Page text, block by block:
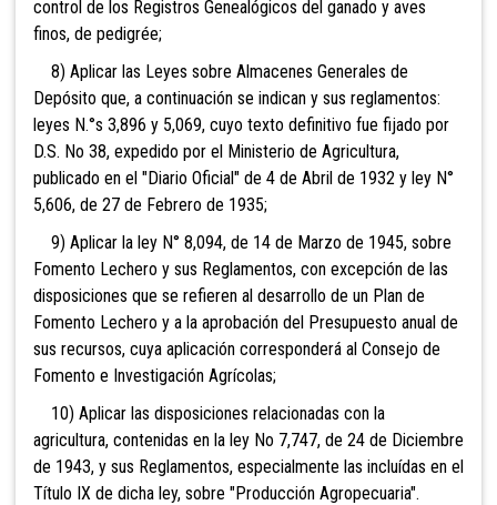
control de los Registros Genealógicos del ganado y aves
finos, de pedigrée;
8) Aplicar las Leyes sobre Almacenes Generales de
Depósito que, a continuación se indican y sus reglamentos:
leyes N.°s 3,896 y 5,069, cuyo texto definitivo fue fijado por
D.S. No 38, expedido por el Ministerio de Agricultura,
publicado en el "Diario Oficial" de 4 de Abril de 1932 y ley N°
5,606, de 27 de Febrero de 1935;
9) Aplicar la ley N° 8,094, de 14 de Marzo de 1945, sobre
Fomento Lechero y sus Reglamentos, con excepción de las
disposiciones que se refieren al desarrollo de un Plan de
Fomento Lechero y a la aprobación del Presupuesto anual de
sus recursos, cuya aplicación corresponderá al Consejo de
Fomento e Investigación Agrícolas;
10) Aplicar las disposiciones relacionadas con la
agricultura, contenidas en la ley No 7,747, de 24 de Diciembre
de 1943, y sus Reglamentos, especialmente las incluídas en el
Título IX de dicha ley, sobre "Producción Agropecuaria".